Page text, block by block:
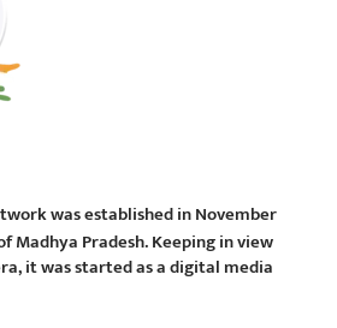
was established in November
Madhya Pradesh. Keeping in view
it was started as a digital media